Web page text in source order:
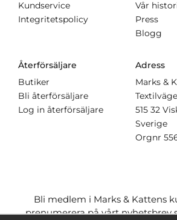
Kundservice
Integritetspolicy
Vår
Press
Blogg
Återförsäljare
Butiker
Bli återförsäljare
Log in återförsäljare
Adress
Marks &
515 32
Sverige
Orgnr
Bli medlem i Marks & Kattens
prenumerera på vårt nyhetsbrev